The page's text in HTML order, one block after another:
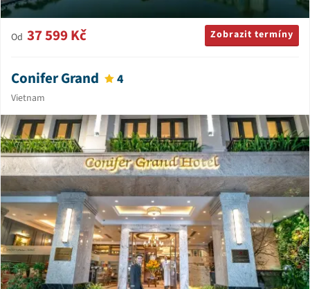
Od 37 599 Kč Zobrazit termíny
Conifer Grand 4
Vietnam